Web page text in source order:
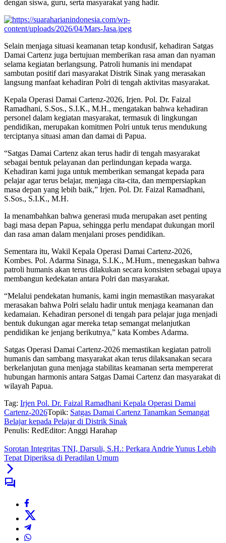
dengan siswa, guru, serta masyarakat yang hadir.
Selain menjaga situasi keamanan tetap kondusif, kehadiran Satgas
Damai Cartenz juga bertujuan memberikan rasa aman dan nyaman
selama kegiatan berlangsung. Patroli humanis ini mendapat
sambutan positif dari masyarakat Distrik Sinak yang merasakan
langsung manfaat kehadiran Polri di tengah aktivitas masyarakat.
Kepala Operasi Damai Cartenz-2026, Irjen. Pol. Dr. Faizal
Ramadhani, S.Sos., S.I.K., M.H., mengatakan bahwa kehadiran
personel dalam kegiatan masyarakat, termasuk di lingkungan
pendidikan, merupakan komitmen Polri untuk terus mendukung
terciptanya situasi aman dan damai di Papua.
“Satgas Damai Cartenz akan terus hadir di tengah masyarakat
sebagai bentuk pelayanan dan perlindungan kepada warga.
Kehadiran kami juga untuk memberikan semangat kepada para
pelajar agar terus belajar, menjaga cita-cita, dan mempersiapkan
masa depan yang lebih baik,” Irjen. Pol. Dr. Faizal Ramadhani,
S.Sos., S.I.K., M.H.
Ia menambahkan bahwa generasi muda merupakan aset penting
bagi masa depan Papua, sehingga perlu mendapat dukungan moril
dan rasa aman dalam menjalani proses pendidikan.
Sementara itu, Wakil Kepala Operasi Damai Cartenz-2026,
Kombes. Pol. Adarma Sinaga, S.I.K., M.Hum., menegaskan bahwa
patroli humanis akan terus dilakukan secara konsisten sebagai upaya
membangun kedekatan antara Polri dan masyarakat.
“Melalui pendekatan humanis, kami ingin memastikan masyarakat
merasakan bahwa Polri selalu hadir untuk menjaga keamanan dan
kedamaian. Kehadiran personel di tengah para pelajar juga menjadi
bentuk dukungan agar mereka tetap semangat melanjutkan
pendidikan ke jenjang berikutnya,” kata Kombes Adarma.
Satgas Operasi Damai Cartenz-2026 memastikan kegiatan patroli
humanis dan sambang masyarakat akan terus dilaksanakan secara
berkelanjutan guna menjaga stabilitas keamanan serta mempererat
hubungan harmonis antara Satgas Damai Cartenz dan masyarakat di
wilayah Papua.
Tag: Irjen Pol. Dr. Faizal Ramadhani Kepala Operasi Damai
Cartenz-2026Topik: Satgas Damai Cartenz Tanamkan Semangat
Belajar kepada Pelajar di Distrik Sinak
Penulis: RedEditor: Anggi Harahap
Sorotan Integritas TNI, Darsuli, S.H.: Perkara Andrie Yunus Lebih
Tepat Diperiksa di Peradilan Umum